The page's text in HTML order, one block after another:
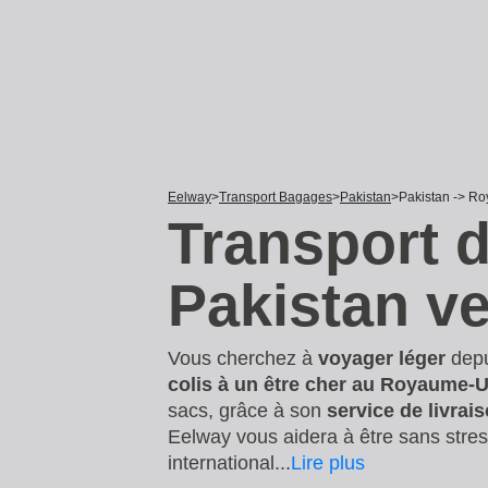
Eelway Transport Bagages Pakistan Pakistan ->
Transport
Pakistan
Vous cherchez à voyager léger
colis à un être cher au Royaume-
sacs, grâce à son service de
Eelway vous aidera à être sans
international ...Lire plus